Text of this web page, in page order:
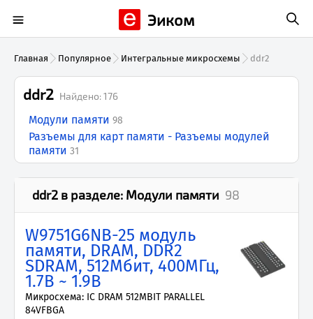
Эиком
Главная Популярное Интегральные микросхемы ddr2
ddr2 Найдено:176
Модули памяти 98
Разъемы для карт памяти - Разъемы модулей
памяти 31
ddr2 в разделе: Модули памяти 98
W9751G6NB-25 модуль
памяти, DRAM, DDR2
SDRAM, 512Мбит, 400МГц,
1.7В ~ 1.9В
Микросхема: IC DRAM 512MBIT PARALLEL
84VFBGA